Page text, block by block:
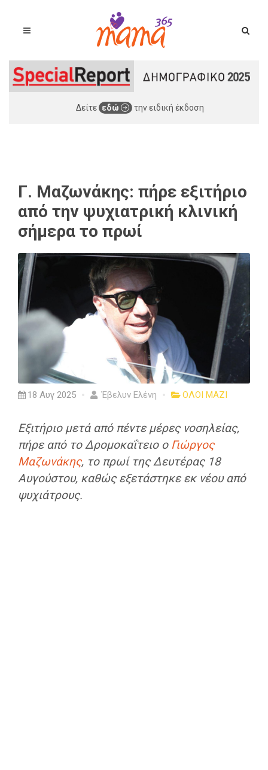
Δείτε εδώ την ειδική έκδοση
Γ. Μαζωνάκης: πήρε εξιτήριο
από την ψυχιατρική κλινική
σήμερα το πρωί
18 Αυγ 2025 Έβελυν Ελένη ΟΛΟΙ ΜΑΖΙ
Εξιτήριο μετά από πέντε μέρες νοσηλείας,
πήρε από το Δρομοκαΐτειο ο Γιώργος
Μαζωνάκης, το πρωί της Δευτέρας 18
Αυγούστου, καθώς εξετάστηκε εκ νέου από
ψυχιάτρους.